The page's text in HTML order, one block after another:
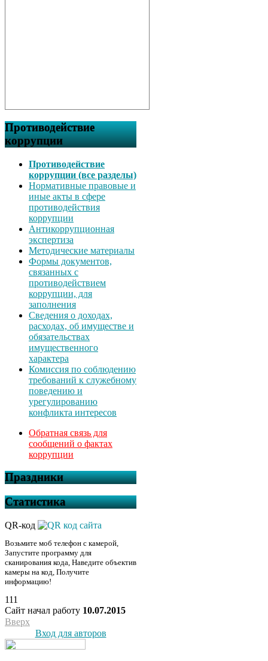
Противодействие
коррупции
Противодействие
коррупции (все разделы)
Нормативные правовые и
иные акты в сфере
противодействия
коррупции
Антикоррупционная
экспертиза
Методические материалы
Формы документов,
связанных с
противодействием
коррупции, для
заполнения
Сведения о доходах,
расходах, об имуществе и
обязательствах
имущественного
характера
Комиссия по соблюдению
требований к служебному
поведению и
урегулированию
конфликта интересов
Обратная связь для
сообщений о фактах
коррупции
Праздники
Статистика
QR-код
Возьмите моб телефон с камерой,
Запустите программу для
сканирования кода, Наведите объектив
камеры на код, Получите
информацию!
111
Сайт начал работу 10.07.2015
Вверх
Вход для авторов